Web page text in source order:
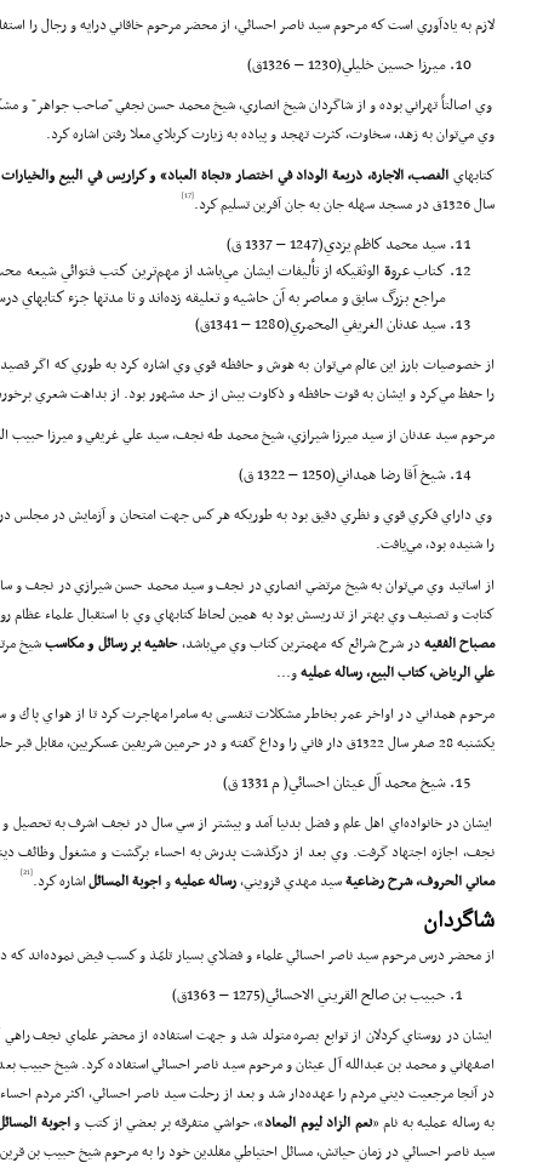
لازم به يادآوري است كه مرحوم سيد ناصر احسائي، از محضر مرحوم خاقاني درايه و رجال را
ميرزا حسين خليلي(1230 – 1326ق‌‍)
وي اصالتاً تهراني بوده و از شاگردان شيخ انصاري، شيخ محمد حسن نجفي "صاحب جواهر" و
وي مي‌توان به زهد، سخاوت، كثرت تهجد و پياده به زيارت كربلاي معلا رفتن اشاره كرد.
كتابهاي الغصب،الاجارة، ذريعةالوداد في اختصار «نجاة العباد» و كراريس في البيع والخيارات
سال 1326ق در مسجد سهله جان به جان آفرين تسليم كرد.
[17]
سيد محمد كاظم يزدي(1247 – 1337 ق)
كتاب عروة
مراجع بزرگ سابق و معاصر به آن حاشيه و تعليقه زده‌اند و تا مدتها جزء
سيد عدنان الغريفي المحمري(1280 – 1341ق)
از خصوصيات بارز اين عالم مي‌توان به هوش و حافظه قوي وي اشاره كرد به طوري كه اگر
را حفظ مي‌كرد و ايشان به قوت حافظه و ذكاوت بيش از حد مشهور بود. از بداهت شعري
مرحوم سيد عدنان از سيد ميرزا شيرازي، شيخ محمد طه نجف، سيد علي غريفي و ميرزا حبيب
شيخ آقا رضا همداني(1250 – 1322 ق)
وي داراي فكري قوي و نظري دقيق بود به طوريكه هر كس جهت امتحان و آزمايش در مجلس
را شنيده بود، مي‌يافت.
از اساتيد وي مي‌توان به شيخ مرتضي انصاري در نجف و سيد محمد حسن شيرازي در نجف و
كتابت و تصنيف وي بهتر از تدريسش بود به همين لحاظ كتابهاي وي با استقبال علماء عظام
مصباح الفقيهدر شرح شرائع كه مهمترين كتاب وي مي‌باشد،حاشيه بر رسائل و مكاسبشيخ
علي الرياض، كتاب البيع، رساله عمليهو...
مرحوم همداني در اواخر عمر بخاطر مشکلات تنفسی به سامرا مهاجرت كرد تا از هواي پاك و
يكشنبه 28 صفر سال 1322ق دار فاني را وداع گفته و در حرمين شريفين عسكريين، مقابل قبر حليمه خاتون به خاك سپرده شد.
شيخ محمد آل عيثان احسائي( م 1331 ق)
ايشان در خانواده‌اي اهل علم و فضل بدنيا آمد و بيشتر از سي سال در نجف اشرف به تحصيل
نجف، اجازه اجتهاد گرفت. وي بعد از درگذشت پدرش به احساء برگشت و مشغول وظائف
معاني الحروف، شرحرضاعيةسيد مهدي قزويني،رساله عمليهواجوبةالمسائلاشاره كرد.[21]
شاگردان
از محضر درس مرحوم سيد ناصر احسائي علماء و فضلاي بسيار تلمّذ و كسب فيض نموده‌اند كه
حبيب بن صالح القريني الاحسائي(1275 – 1363ق)
ايشان در روستاي كردلان از توابع بصره متولد شد و جهت استفاده از محضر علماي نجف
اصفهاني و محمد بن عبدالله آل عيثان و مرحوم سيد ناصر احسائي استفاده كرد. شيخ حبيب
در آنجا مرجعيت ديني مردم را عهده‌دار شد و بعد از رحلت سيد ناصر احسائي، اكثر مردم احساء
به رساله عمليه به نام «نعم الزاد ليوم المعاد»، حواشي متفرقه بر بعضي از كتب واجوبة
سيد ناصر احسائي در زمان حياتش، مسائل احتياطي مقلدين خود را به مرحوم شيخ حبيب بن